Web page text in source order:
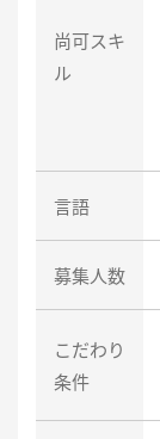
尚可スキ
ル
言語
募集人数
こだわり
条件